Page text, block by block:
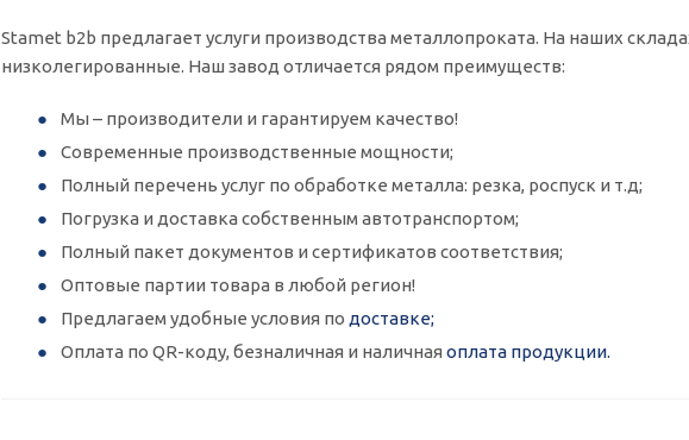
Stamet b2b предлагает услуги производства металлопроката. На наших
низколегированные. Наш завод отличается рядом преимуществ:
Мы – производители и гарантируем качество!
Современные производственные мощности;
Полный перечень услуг по обработке металла: резка, роспуск и т.д;
Погрузка и доставка собственным автотранспортом;
Полный пакет документов и сертификатов соответствия;
Оптовые партии товара в любой регион!
Предлагаем удобные условия по доставке;
Оплата по QR-коду, безналичная и наличная оплата продукции.